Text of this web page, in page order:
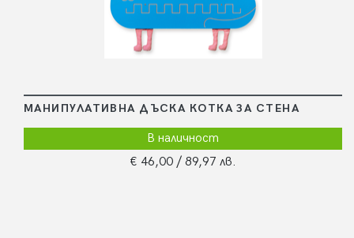
МАНИПУЛАТИВНА ДЪСКА КОТКА ЗА СТЕНА
В наличност
€ 46,00 / 89,97 лв.